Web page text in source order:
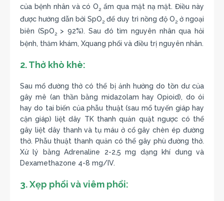
của bệnh nhân và có O2 ẩm qua mặt nạ mặt. Điều này
được hướng dẫn bởi SpO2 để duy trì nồng độ O2 ở ngoại
biên (SpO2> 92%). Sau đó tìm nguyên nhân qua hỏi
bệnh, thăm khám, Xquang phổi và điều trị nguyên nhân.
2. Thở khò khè:
Sau mổ đường thở có thể bị ảnh hưởng do tồn dư của
gây mê (an thần bằng midazolam hay Opioid), do ói
hay do tai biến của phẫu thuật (sau mổ tuyến giáp hay
cận giáp) liệt dây TK thanh quản quặt ngược có thể
gây liệt dây thanh và tụ máu ở cổ gây chèn ép đường
thở. Phẫu thuật thanh quản có thể gây phù đường thở.
Xử lý bằng Adrenaline 2-2,5 mg dạng khí dung và
Dexamethazone 4-8 mg/IV.
3. Xẹp phổi và viêm phổi: